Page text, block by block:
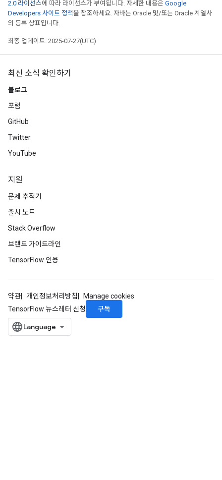
2.0 라이선스에 따라 라이선스가 부여됩니다. 자세한 내용은 Google
Developers 사이트 정책을 참조하세요. 자바는 Oracle 및/또는 Oracle 계열사
의 등록 상표입니다.
최종 업데이트: 2025-07-27(UTC)
최신 소식 확인하기
블로그
포럼
GitHub
Twitter
YouTube
지원
문제 추적기
출시 노트
Stack Overflow
브랜드 가이드라인
TensorFlow 인용
약관 개인정보처리방침
Manage cookies
TensorFlow 뉴스레터 신청
구독